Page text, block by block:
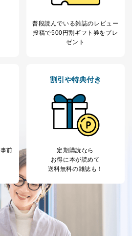
ジンサービス 個人情報問い合わせ
（土、日、祝、年末年始休業）
ルアドレス
人のお客様：氏名、会社名、部署
番号、顧客番号、メールアドレス
：氏名、住所、所属学校（会社）
、（会社名）
等のご請求
ことについて代理人に委任する場
えて、下記書類をご同封くださ
に捺印し、捺印した印鑑の印鑑登
てください。
普段読んでいる雑誌のレビュー
投稿で500円割ギフト券をプレ
ゼント
前
割引や特典付き
定期購読なら
お得に本が読めて
送料無料の雑誌も！